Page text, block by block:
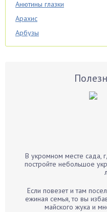
Анютины глазки
Арахис
Арбузы
Аспарагус
Бархатцы
Белые грибы
Бирючина
В укромном месте сада,
постройте небольшое
Если повезет и там
ежиная семья, то вы
майского жука и